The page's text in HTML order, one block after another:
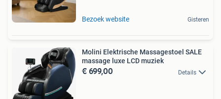
Bezoek website Gisteren
Molini Elektrische Massagestoel SALE
massage luxe LCD muziek
€ 699,00 Details